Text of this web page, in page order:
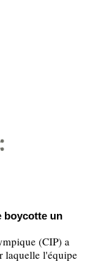
boycotte un
(CIP) a
laquelle l'équipe